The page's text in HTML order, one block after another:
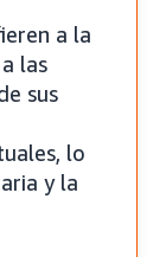
a la
las
sus
lo
y la